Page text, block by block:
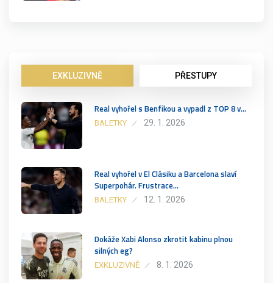
EXKLUZIVNĚ PŘESTUPY
Real vyhořel s Benfikou a vypadl z TOP 8 v…
BALETKY 29. 1. 2026
Real vyhořel v El Clásiku a Barcelona slaví
Superpohár. Frustrace…
BALETKY 12. 1. 2026
Dokáže Xabi Alonso zkrotit kabinu plnou
silných eg?
EXKLUZIVNĚ 8. 1. 2026